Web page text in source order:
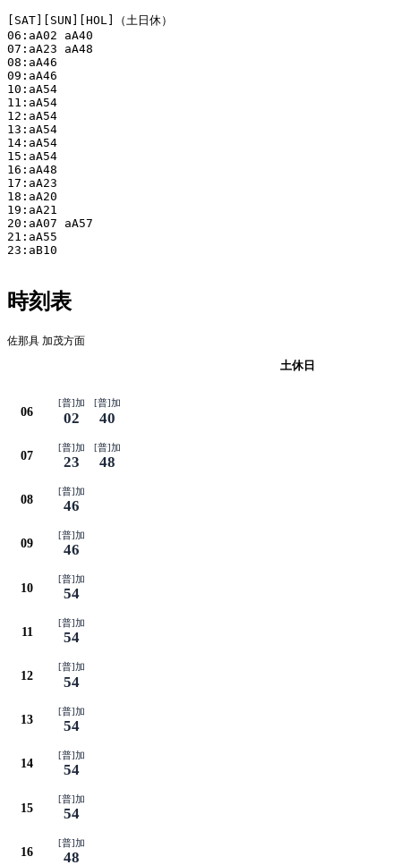
[SAT][SUN][HOL]（土日休）
06:aA02 aA40
07:aA23 aA48
08:aA46
09:aA46
10:aA54
11:aA54
12:aA54
13:aA54
14:aA54
15:aA54
16:aA48
17:aA23
18:aA20
19:aA21
20:aA07 aA57
21:aA55
23:aB10
時刻表
佐那具 加茂方面
土休日
06
[普]加
02
[普]加
40
07
[普]加
23
[普]加
48
08
[普]加
46
09
[普]加
46
10
[普]加
54
11
[普]加
54
12
[普]加
54
13
[普]加
54
14
[普]加
54
15
[普]加
54
16
[普]加
48